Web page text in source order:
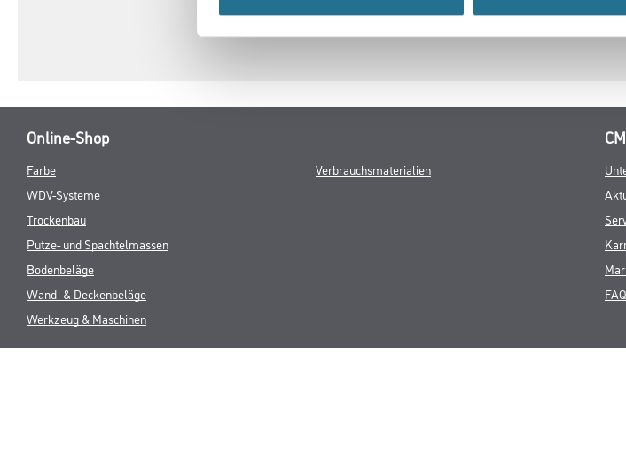
Online-Shop
Farbe
WDV-Systeme
Trockenbau
Putze- und Spachtelmassen
Bodenbeläge
Wand- & Deckenbeläge
Werkzeug & Maschinen
Verbrauchsmaterialien
FAQ